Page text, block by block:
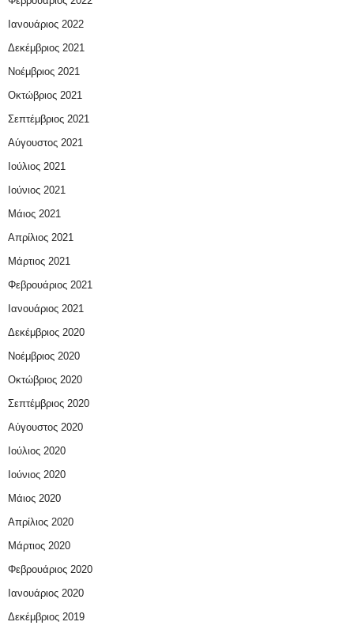
Ιανουάριος 2022
Δεκέμβριος 2021
Νοέμβριος 2021
Οκτώβριος 2021
Σεπτέμβριος 2021
Αύγουστος 2021
Ιούλιος 2021
Ιούνιος 2021
Μάιος 2021
Απρίλιος 2021
Μάρτιος 2021
Φεβρουάριος 2021
Ιανουάριος 2021
Δεκέμβριος 2020
Νοέμβριος 2020
Οκτώβριος 2020
Σεπτέμβριος 2020
Αύγουστος 2020
Ιούλιος 2020
Ιούνιος 2020
Μάιος 2020
Απρίλιος 2020
Μάρτιος 2020
Φεβρουάριος 2020
Ιανουάριος 2020
Δεκέμβριος 2019